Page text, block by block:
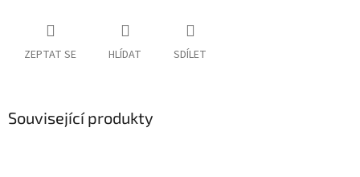
ZEPTAT SE HLÍDAT SDÍLET
Související produkty